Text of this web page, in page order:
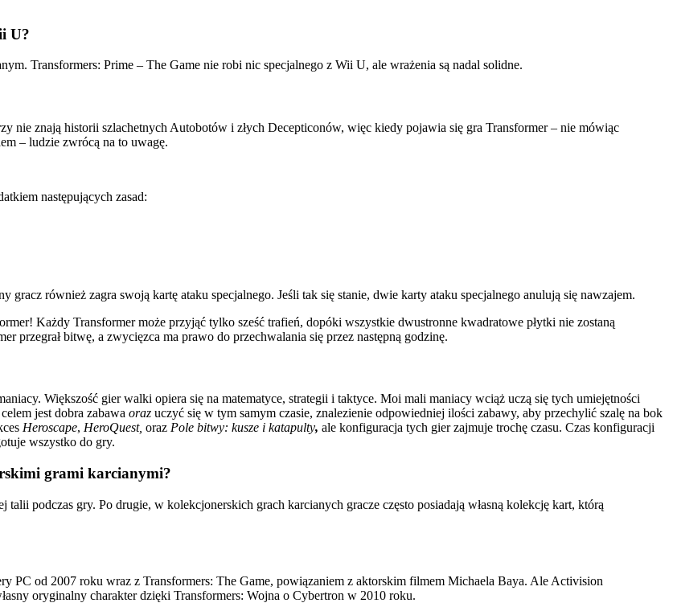
U?
Transformers: Prime – The Game nie robi nic specjalnego z Wii U, ale wrażenia są nadal solidne.
nie znają historii szlachetnych Autobotów i złych Decepticonów, więc kiedy pojawia się gra Transformer – nie mówiąc
– ludzie zwrócą na to uwagę.
następujących zasad:
gracz również zagra swoją kartę ataku specjalnego. Jeśli tak się stanie, dwie karty ataku specjalnego anulują się nawzajem.
Każdy Transformer może przyjąć tylko sześć trafień, dopóki wszystkie dwustronne kwadratowe płytki nie zostaną
przegrał bitwę, a zwycięzca ma prawo do przechwalania się przez następną godzinę.
Większość gier walki opiera się na matematyce, strategii i taktyce. Moi mali maniacy wciąż uczą się tych umiejętności
jest dobra zabawa oraz uczyć się w tym samym czasie, znalezienie odpowiedniej ilości zabawy, aby przechylić szalę na bok
Heroscape, HeroQuest, oraz Pole bitwy: kusze i katapulty, ale konfiguracja tych gier zajmuje trochę czasu. Czas konfiguracji
wszystko do gry.
grami karcianymi?
podczas gry. Po drugie, w kolekcjonerskich grach karcianych gracze często posiadają własną kolekcję kart, którą
PC od 2007 roku wraz z Transformers: The Game, powiązaniem z aktorskim filmem Michaela Baya. Ale Activision
oryginalny charakter dzięki Transformers: Wojna o Cybertron w 2010 roku.